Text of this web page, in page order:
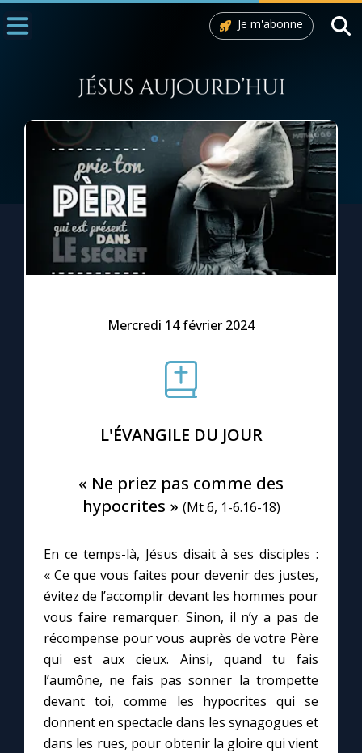
1000 Raisons de Croire
L'actualité de la semaine
La chaîne Youtube
Le site internet
Prier au quotidien
Avec Thérèse de Lisieux
L'Évangile chaque jour
Les premiers samedis du mois
Je m'abonne
Mercredi 14 février 2024
L'ÉVANGILE DU JOUR
« Ne priez pas comme des
hypocrites » (Mt 6, 1-6.16-18)
En ce temps-là, Jésus disait à ses disciples :
« Ce que vous faites pour devenir des justes,
évitez de l’accomplir devant les hommes pour
vous faire remarquer. Sinon, il n’y a pas de
récompense pour vous auprès de votre Père
qui est aux cieux. Ainsi, quand tu fais
l’aumône, ne fais pas sonner la trompette
devant toi, comme les hypocrites qui se
donnent en spectacle dans les synagogues et
dans les rues, pour obtenir la gloire qui vient